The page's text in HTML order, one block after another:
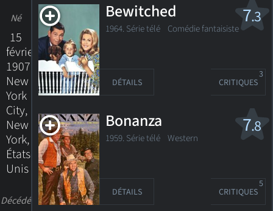
Né
15
février
1907
New
York
City,
New
York,
États-
Unis
Décédé
7.3
Bewitched
1964. Série télé Comédie fantaisiste
DÉTAILS CRITIQUES
3
7.8
Bonanza
1959. Série télé Western
DÉTAILS CRITIQUES
5